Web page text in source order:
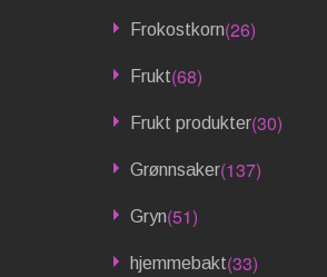
Frokostkorn(26)
Frukt(68)
Frukt produkter(30)
Grønnsaker(137)
Gryn(51)
hjemmebakt(33)